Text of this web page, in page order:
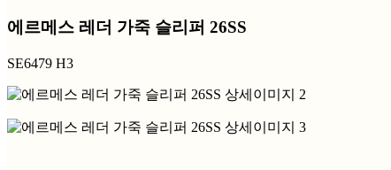
에르메스 레더 가죽 슬리퍼 26SS
SE6479 H3